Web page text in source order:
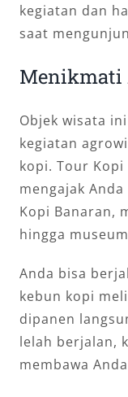
kegiatan dan
saat
Menikmati
Objek wisata
kegiatan
kopi. Tour Kopi
mengajak
Kopi Banaran,
hingga
Anda bisa
kebun kopi
dipanen
lelah berjalan,
membawa